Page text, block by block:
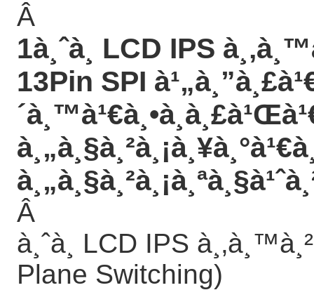
Â
1à¸ˆà¸­ LCD IPS
13Pin SPI
Â
à¸ˆà¸­ LCD IPS
Plane Switching)